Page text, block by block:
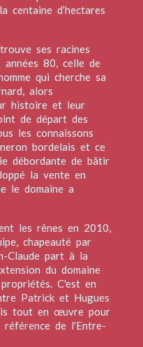
centaine d’hectares
ses racines
années 80, celle de
qui cherche sa
alors
histoire et leur
de départ des
les connaissons
bordelais et ce
débordante de bâtir
la vente en
le domaine a
les rênes en 2010,
chapeauté par
Claude part à la
du domaine
C'est en
Patrick et Hugues
tout en œuvre pour
de l'Entre-